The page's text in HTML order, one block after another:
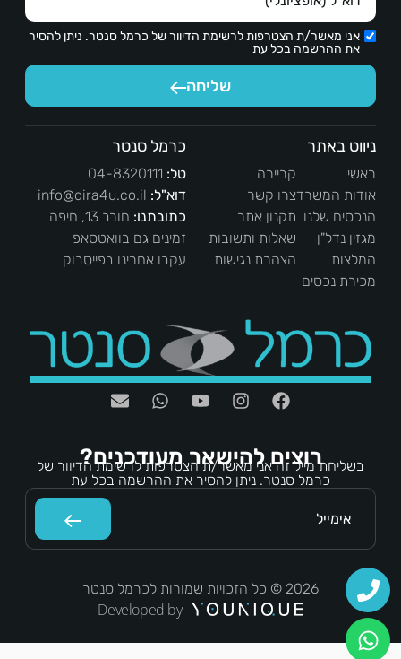
אני מאשר/ת הצטרפות לרשימת הדיוור של כרמל סנטר. ניתן להסיר
את ההרשמה בכל עת
שליחה
ניווט באתר
ראשי
אודות המשרד
הנכסים שלנו
מגזין נדל"ן
המלצות
מכירת נכסים
קריירה
צרו קשר
תקנון אתר
שאלות ותשובות
הצהרת נגישות
כרמל סנטר
טל: 04-8320111
דוא"ל: info@dira4u.co.il
כתובתנו: חורב 13, חיפה
זמינים גם בוואטסאפ
עקבו אחרינו בפייסבוק
רוצים להישאר מעודכנים?
בשליחת מייל זה אני מאשר/ת הצטרפות לרשימת הדיוור של
כרמל סנטר. ניתן להסיר את ההרשמה בכל עת
2026 © כל הזכויות שמורות לכרמל סנטר
Developed by